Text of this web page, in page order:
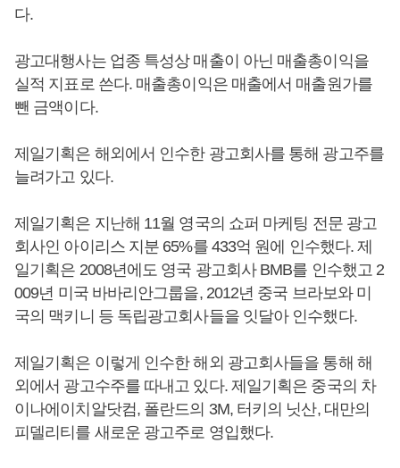
다.
광고대행사는 업종 특성상 매출이 아닌 매출총이익을
실적 지표로 쓴다. 매출총이익은 매출에서 매출원가를
뺀 금액이다.
제일기획은 해외에서 인수한 광고회사를 통해 광고주를
늘려가고 있다.
제일기획은 지난해 11월 영국의 쇼퍼 마케팅 전문 광고
회사인 아이리스 지분 65%를 433억 원에 인수했다. 제
일기획은 2008년에도 영국 광고회사 BMB를 인수했고 2
009년 미국 바바리안그룹을, 2012년 중국 브라보와 미
국의 맥키니 등 독립광고회사들을 잇달아 인수했다.
제일기획은 이렇게 인수한 해외 광고회사들을 통해 해
외에서 광고수주를 따내고 있다. 제일기획은 중국의 차
이나에이치알닷컴, 폴란드의 3M, 터키의 닛산, 대만의
피델리티를 새로운 광고주로 영입했다.